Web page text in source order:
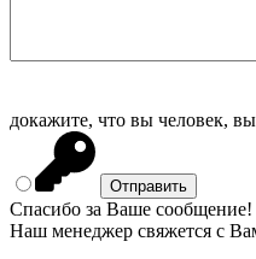
докажите, что вы человек,
Спасибо за Ваше сообщение!
Наш менеджер свяжется с